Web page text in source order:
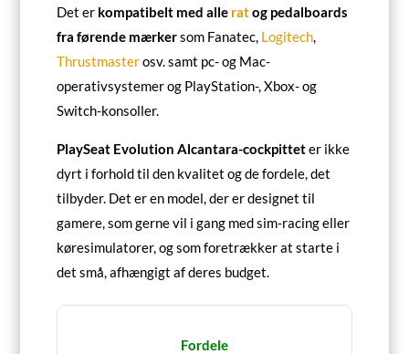
Det er kompatibelt med alle ratog pedalboards
fra førende mærkersom Fanatec, Logitech,
Thrustmasterosv. samt pc- og Mac-
operativsystemer og PlayStation-, Xbox- og
Switch-konsoller.
PlaySeat Evolution Alcantara-cockpitteter ikke
dyrt i forhold til den kvalitet og de fordele, det
tilbyder. Det er en model, der er designet til
gamere, som gerne vil i gang med sim-racing eller
køresimulatorer, og som foretrækker at starte i
det små, afhængigt af deres budget.
Fordele